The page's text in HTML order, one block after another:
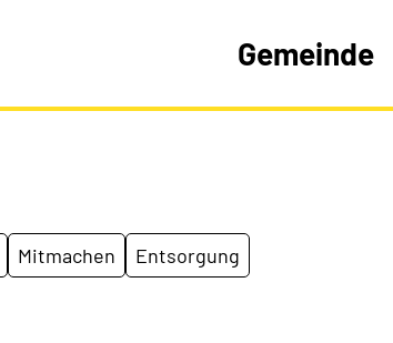
Gemeinde
Mitmachen Entsorgung